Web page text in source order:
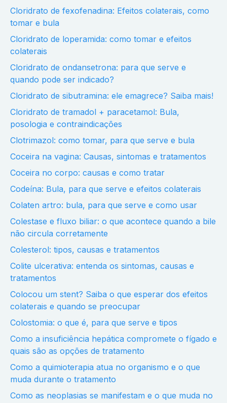
Cloridrato de fexofenadina: Efeitos colaterais, como
tomar e bula
Cloridrato de loperamida: como tomar e efeitos
colaterais
Cloridrato de ondansetrona: para que serve e
quando pode ser indicado?
Cloridrato de sibutramina: ele emagrece? Saiba mais!
Cloridrato de tramadol + paracetamol: Bula,
posologia e contraindicações
Clotrimazol: como tomar, para que serve e bula
Coceira na vagina: Causas, sintomas e tratamentos
Coceira no corpo: causas e como tratar
Codeína: Bula, para que serve e efeitos colaterais
Colaten artro: bula, para que serve e como usar
Colestase e fluxo biliar: o que acontece quando a bile
não circula corretamente
Colesterol: tipos, causas e tratamentos
Colite ulcerativa: entenda os sintomas, causas e
tratamentos
Colocou um stent? Saiba o que esperar dos efeitos
colaterais e quando se preocupar
Colostomia: o que é, para que serve e tipos
Como a insuficiência hepática compromete o fígado e
quais são as opções de tratamento
Como a quimioterapia atua no organismo e o que
muda durante o tratamento
Como as neoplasias se manifestam e o que muda no